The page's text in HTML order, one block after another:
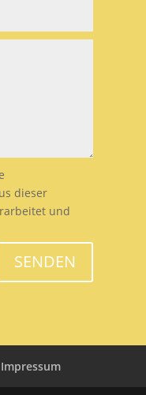
dieser
und
SENDEN
Impressum